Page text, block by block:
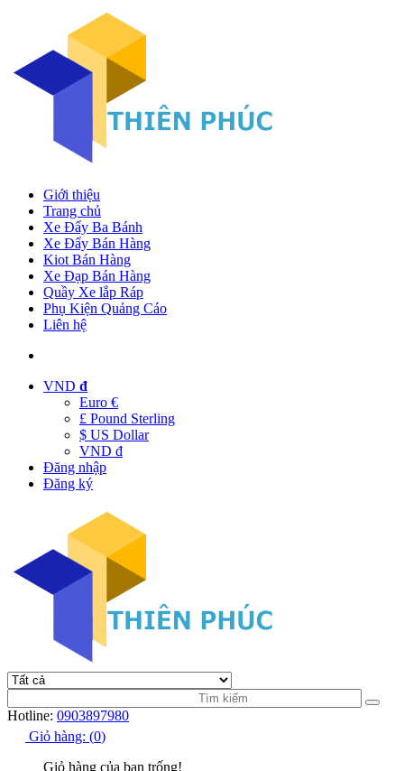
Giới thiệu
Trang chủ
Xe Đẩy Ba Bánh
Xe Đẩy Bán Hàng
Kiot Bán Hàng
Xe Đạp Bán Hàng
Quầy Xe lắp Ráp
Phụ Kiện Quảng Cáo
Liên hệ
VND đ
Euro €
£ Pound Sterling
$ US Dollar
VND đ
Đăng nhập
Đăng ký
Hotline: 0903897980
Giỏ hàng: (0)
Giỏ hàng của bạn trống!